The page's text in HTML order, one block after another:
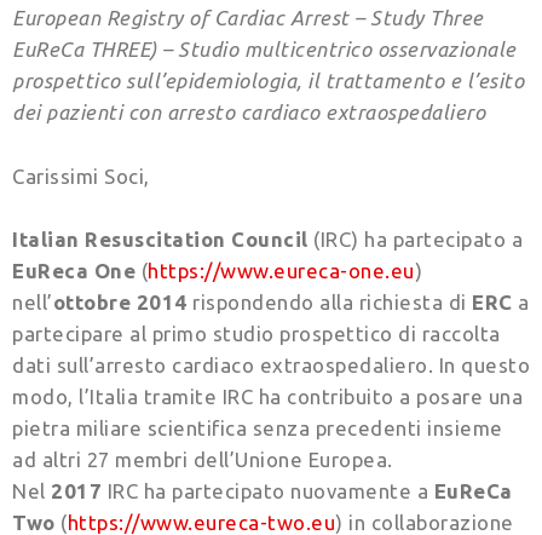
European Registry of Cardiac Arrest – Study Three
EuReCa THREE) – Studio multicentrico osservazionale
prospettico sull’epidemiologia, il trattamento e l’esito
dei pazienti con arresto cardiaco extraospedaliero
Carissimi Soci,
Italian Resuscitation Council (IRC) ha partecipato a
EuReca One (https://www.eureca-one.eu)
nell’ottobre 2014 rispondendo alla richiesta di ERC a
partecipare al primo studio prospettico di raccolta
dati sull’arresto cardiaco extraospedaliero. In questo
modo, l’Italia tramite IRC ha contribuito a posare una
pietra miliare scientifica senza precedenti insieme
ad altri 27 membri dell’Unione Europea.
Nel 2017 IRC ha partecipato nuovamente a EuReCa
Two (https://www.eureca-two.eu) in collaborazione